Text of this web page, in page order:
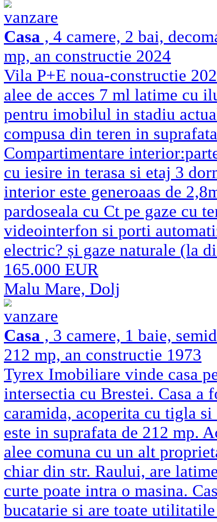
vanzare
Casa , 4 camere, 2 bai,
mp, an constructie 2024
Vila P+E noua-constructie
alee de acces 7 ml latime cu
pentru imobilul in stadiu
compusa din teren in
Compartimentare
cu iesire in terasa si etaj 3
interior este generoaas de
pardoseala cu Ct pe gaze cu
videointerfon si porti
electric? și gaze naturale (la
165.000 EUR
Malu Mare, Dolj
vanzare
Casa , 3 camere, 1 baie,
212 mp, an constructie 1973
Tyrex Imobiliare vinde casa
intersectia cu Brestei. Casa a
caramida, acoperita cu tigla
este in suprafata de 212 mp.
alee comuna cu un alt
chiar din str. Raului, are
curte poate intra o masina.
bucatarie si are toate